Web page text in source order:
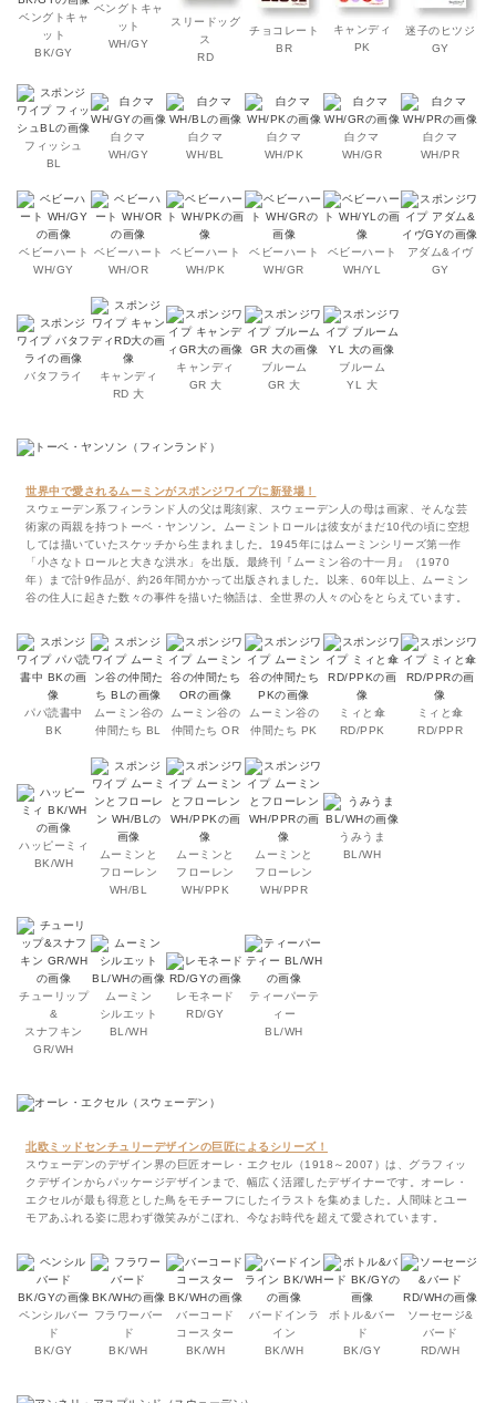
ベングトキャ
ット
BK/GY
ベングトキャ
ット
WH/GY
スリードッグ
ス
RD
チョコレート
BR
キャンディ
PK
迷子のヒツジ
GY
フィッシュ
BL
白クマ
WH/GY
白クマ
WH/BL
白クマ
WH/PK
白クマ
WH/GR
白クマ
WH/PR
ベビーハート
WH/GY
ベビーハート
WH/OR
ベビーハート
WH/PK
ベビーハート
WH/GR
ベビーハート
WH/YL
アダム&イヴ
GY
バタフライ
キャンディ
RD 大
キャンディ
GR 大
ブルーム
GR 大
ブルーム
YL 大
世界中で愛されるムーミンがスポンジワイプに新登場！
スウェーデン系フィンランド人の父は彫刻家、スウェーデン人の母は画家、そんな芸
術家の両親を持つトーベ・ヤンソン。ムーミントロールは彼女がまだ10代の頃に空想
しては描いていたスケッチから生まれました。1945年にはムーミンシリーズ第一作
「小さなトロールと大きな洪水」を出版。最終刊『ムーミン谷の十一月』（1970
年）まで計9作品が、約26年間かかって出版されました。以来、60年以上、ムーミン
谷の住人に起きた数々の事件を描いた物語は、全世界の人々の心をとらえています。
パパ読書中
BK
ムーミン谷の
仲間たち BL
ムーミン谷の
仲間たち OR
ムーミン谷の
仲間たち PK
ミィと傘
RD/PPK
ミィと傘
RD/PPR
ハッピーミィ
BK/WH
ムーミンと
フローレン
WH/BL
ムーミンと
フローレン
WH/PPK
ムーミンと
フローレン
WH/PPR
うみうま
BL/WH
チューリップ
&
スナフキン
GR/WH
ムーミン
シルエット
BL/WH
レモネード
RD/GY
ティーパーテ
ィー
BL/WH
北欧ミッドセンチュリーデザインの巨匠によるシリーズ！
スウェーデンのデザイン界の巨匠オーレ・エクセル（1918～2007）は、グラフィッ
クデザインからパッケージデザインまで、幅広く活躍したデザイナーです。オーレ・
エクセルが最も得意とした鳥をモチーフにしたイラストを集めました。人間味とユー
モアあふれる姿に思わず微笑みがこぼれ、今なお時代を超えて愛されています。
ペンシルバー
ド
BK/GY
フラワーバー
ド
BK/WH
バーコード
コースター
BK/WH
バードインラ
イン
BK/WH
ボトル&バー
ド
BK/GY
ソーセージ&
バード
RD/WH